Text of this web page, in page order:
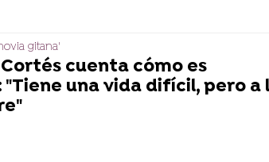
gitana'
cuenta cómo es
"Tiene una vida difícil, pero a